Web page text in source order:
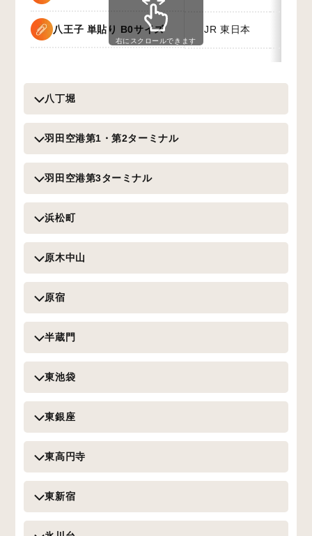
八王子 単貼り B0サイズ JR 東日本
右にスクロールできます
八丁堀
羽田空港第1・第2ターミナル
羽田空港第3ターミナル
浜松町
原木中山
原宿
半蔵門
東池袋
東銀座
東高円寺
東新宿